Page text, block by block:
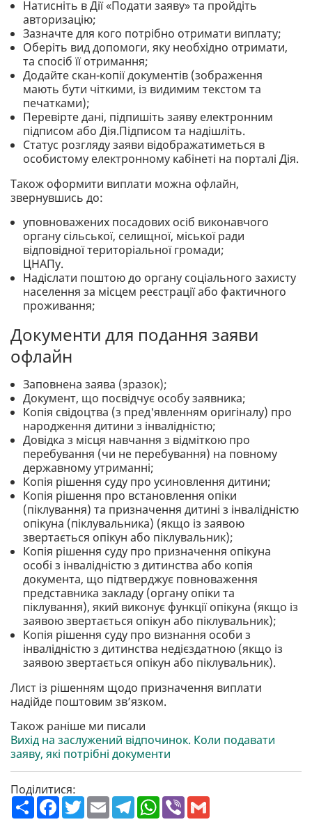
Натисніть в Дії «Подати заяву» та пройдіть
авторизацію;
Зазначте для кого потрібно отримати виплату;
Оберіть вид допомоги, яку необхідно отримати,
та спосіб її отримання;
Додайте скан-копії документів (зображення
мають бути чіткими, із видимим текстом та
печатками);
Перевірте дані, підпишіть заяву електронним
підписом або Дія.Підписом та надішліть.
Статус розгляду заяви відображатиметься в
особистому електронному кабінеті на порталі Дія.
Також оформити виплати можна офлайн,
звернувшись до:
уповноважених посадових осіб виконавчого
органу сільської, селищної, міської ради
відповідної територіальної громади;
ЦНАПу.
Надіслати поштою до органу соціального захисту
населення за місцем реєстрації або фактичного
проживання;
Документи для подання заяви
офлайн
Заповнена заява (зразок);
Документ, що посвідчує особу заявника;
Копія свідоцтва (з пред'явленням оригіналу) про
народження дитини з інвалідністю;
Довідка з місця навчання з відміткою про
перебування (чи не перебування) на повному
державному утриманні;
Копія рішення суду про усиновлення дитини;
Копія рішення про встановлення опіки
(піклування) та призначення дитині з інвалідністю
опікуна (піклувальника) (якщо із заявою
звертається опікун або піклувальник);
Копія рішення суду про призначення опікуна
особі з інвалідністю з дитинства або копія
документа, що підтверджує повноваження
представника закладу (органу опіки та
піклування), який виконує функції опікуна (якщо із
заявою звертається опікун або піклувальник);
Копія рішення суду про визнання особи з
інвалідністю з дитинства недієздатною (якщо із
заявою звертається опікун або піклувальник).
Лист із рішенням щодо призначення виплати
надійде поштовим зв’язком.
Також раніше ми писали
Вихід на заслужений відпочинок. Коли подавати
заяву, які потрібні документи
Поділитися:
П
о
F
a
T
w
E
m
T
e
W
h
V